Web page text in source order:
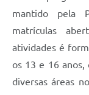
mantido pela
matrículas
atividades é
os 13 e 16
diversas áreas